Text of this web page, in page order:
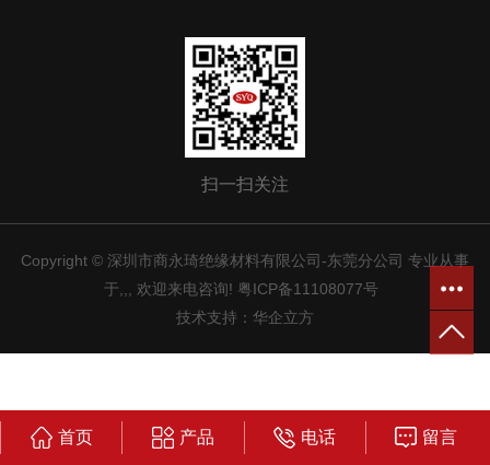
扫一扫关注
Copyright © 深圳市商永琦绝缘材料有限公司-东莞分公司 专业从事
于,,, 欢迎来电咨询! 粤ICP备11108077号
技术支持： 华企立方
首页 产品 电话 留言